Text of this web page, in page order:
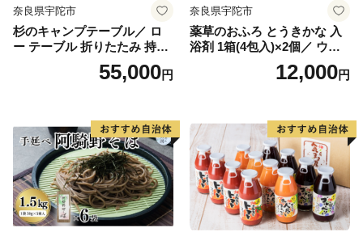
奈良県宇陀市
杉のキャンプテーブル／ ロ
ー テーブル 折りたたみ 持ち
手付き おしゃれ 木製 机 杉
天然木 無垢 一枚板 耳付き イ
良県 宇陀市 ふるさと納税
55,000円
奈良県宇陀市
薬草のおふろ とうきかな 入
浴剤 1箱(4包入)×2個／ ウェ
ルネスフーズ UDA 大和当帰
薬草 ハーブ リラックス スト
12,000円